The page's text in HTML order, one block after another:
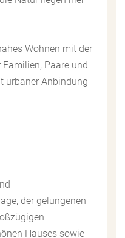
Wohnen mit der
Paare und
urbaner Anbindung
der gelungenen
Hauses sowie